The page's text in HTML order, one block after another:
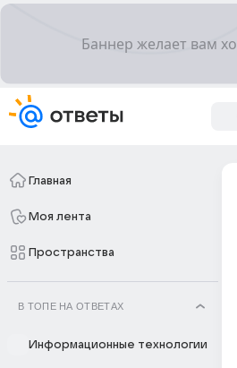
Главная
Моя лента
Пространства
В ТОПЕ НА ОТВЕТАХ
Информационные технологии